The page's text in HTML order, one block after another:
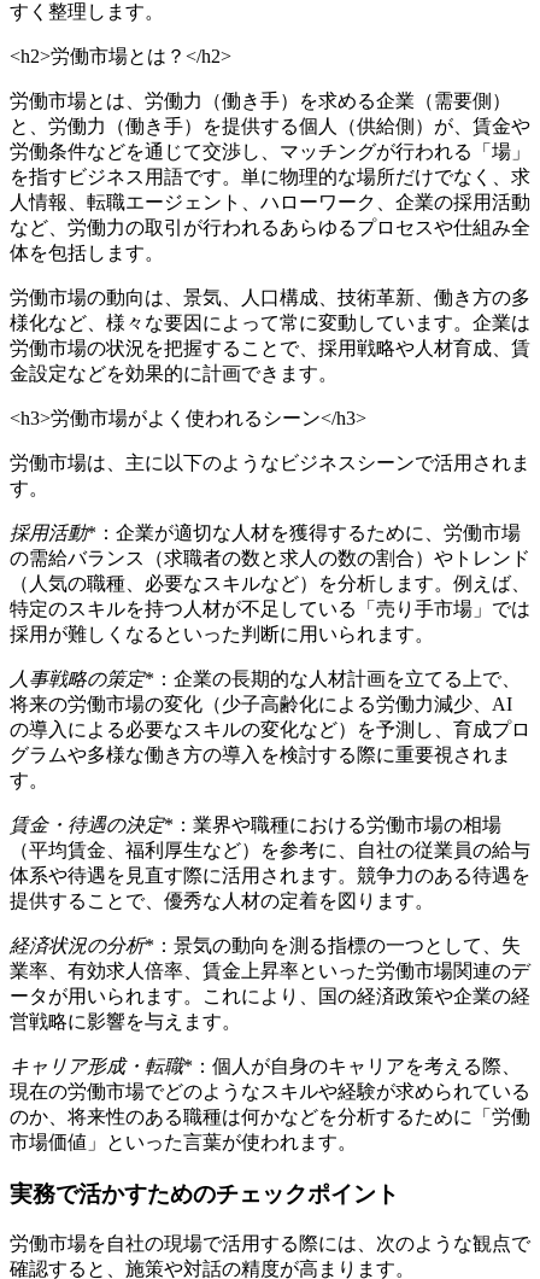
すく整理します。
<h2>労働市場とは？</h2>
労働市場とは、労働力（働き手）を求める企業（需要側）
と、労働力（働き手）を提供する個人（供給側）が、賃金や
労働条件などを通じて交渉し、マッチングが行われる「場」
を指すビジネス用語です。単に物理的な場所だけでなく、求
人情報、転職エージェント、ハローワーク、企業の採用活動
など、労働力の取引が行われるあらゆるプロセスや仕組み全
体を包括します。
労働市場の動向は、景気、人口構成、技術革新、働き方の多
様化など、様々な要因によって常に変動しています。企業は
労働市場の状況を把握することで、採用戦略や人材育成、賃
金設定などを効果的に計画できます。
<h3>労働市場がよく使われるシーン</h3>
労働市場は、主に以下のようなビジネスシーンで活用されま
す。
採用活動*：企業が適切な人材を獲得するために、労働市場
の需給バランス（求職者の数と求人の数の割合）やトレンド
（人気の職種、必要なスキルなど）を分析します。例えば、
特定のスキルを持つ人材が不足している「売り手市場」では
採用が難しくなるといった判断に用いられます。
人事戦略の策定*：企業の長期的な人材計画を立てる上で、
将来の労働市場の変化（少子高齢化による労働力減少、AI
の導入による必要なスキルの変化など）を予測し、育成プロ
グラムや多様な働き方の導入を検討する際に重要視されま
す。
賃金・待遇の決定*：業界や職種における労働市場の相場
（平均賃金、福利厚生など）を参考に、自社の従業員の給与
体系や待遇を見直す際に活用されます。競争力のある待遇を
提供することで、優秀な人材の定着を図ります。
経済状況の分析*：景気の動向を測る指標の一つとして、失
業率、有効求人倍率、賃金上昇率といった労働市場関連のデ
ータが用いられます。これにより、国の経済政策や企業の経
営戦略に影響を与えます。
キャリア形成・転職*：個人が自身のキャリアを考える際、
現在の労働市場でどのようなスキルや経験が求められている
のか、将来性のある職種は何かなどを分析するために「労働
市場価値」といった言葉が使われます。
実務で活かすためのチェックポイント
労働市場を自社の現場で活用する際には、次のような観点で
確認すると、施策や対話の精度が高まります。